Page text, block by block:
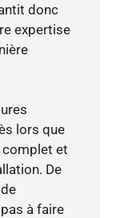
donc
expertise
lors que
complet et
De
à faire